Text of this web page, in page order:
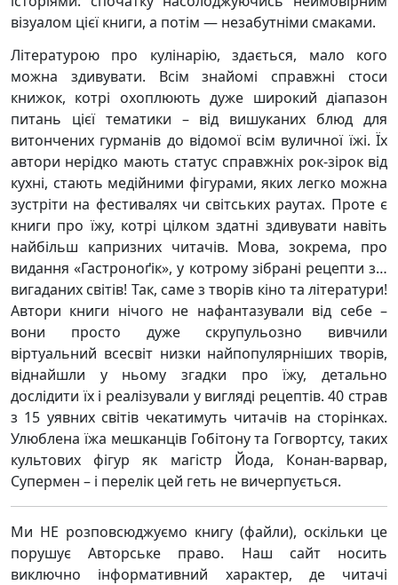
візуалом цієї книги, а потім — незабутніми смаками.
Літературою про кулінарію, здається, мало кого
можна здивувати. Всім знайомі справжні стоси
книжок, котрі охоплюють дуже широкий діапазон
питань цієї тематики – від вишуканих блюд для
витончених гурманів до відомої всім вуличної їжі. Їх
автори нерідко мають статус справжніх рок-зірок від
кухні, стають медійними фігурами, яких легко можна
зустріти на фестивалях чи світських раутах. Проте є
книги про їжу, котрі цілком здатні здивувати навіть
найбільш капризних читачів. Мова, зокрема, про
видання «Гастроноґік», у котрому зібрані рецепти з…
вигаданих світів! Так, саме з творів кіно та літератури!
Автори книги нічого не нафантазували від себе –
вони просто дуже скрупульозно вивчили
віртуальний всесвіт низки найпопулярніших творів,
віднайшли у ньому згадки про їжу, детально
дослідити їх і реалізували у вигляді рецептів. 40 страв
з 15 уявних світів чекатимуть читачів на сторінках.
Улюблена їжа мешканців Гобітону та Гогвортсу, таких
культових фігур як магістр Йода, Конан-варвар,
Супермен – і перелік цей геть не вичерпується.
Ми НЕ розповсюджуємо книгу (файли), оскільки це
порушує Авторське право. Наш сайт носить
виключно інформативний характер, де читачі